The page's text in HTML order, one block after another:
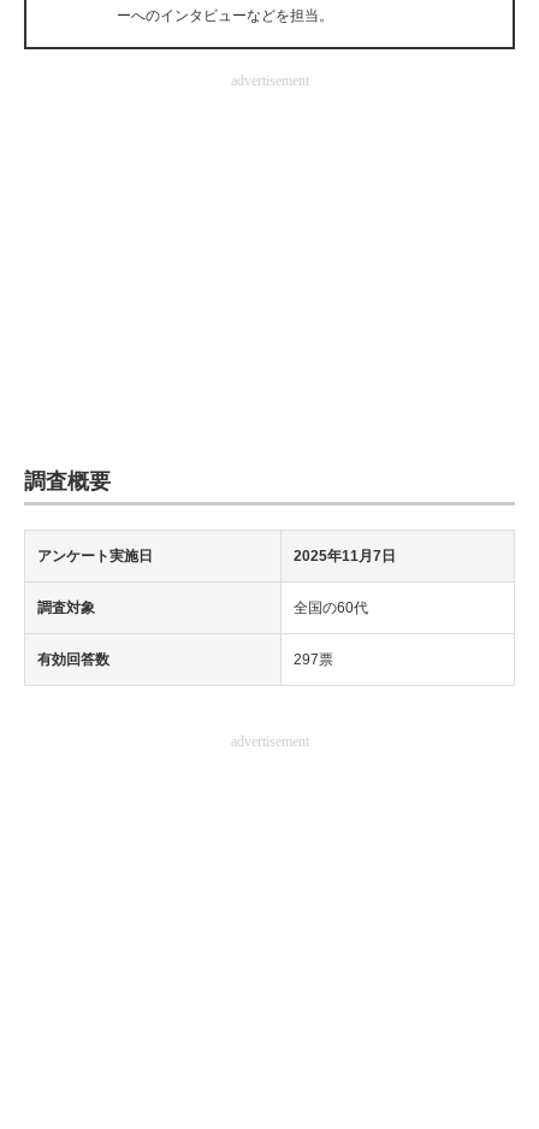
IT製品の技術・比較・事例
製造業のIT導入・活用を支援
ーへのインタビューなどを担当。
advertisement
調査概要
アンケート実施日 2025年11月7日
調査対象 全国の60代
有効回答数 297票
advertisement